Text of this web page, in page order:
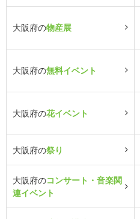
大阪府の物産展
大阪府の無料イベント
大阪府の花イベント
大阪府の祭り
大阪府のコンサート・音楽関
連イベント